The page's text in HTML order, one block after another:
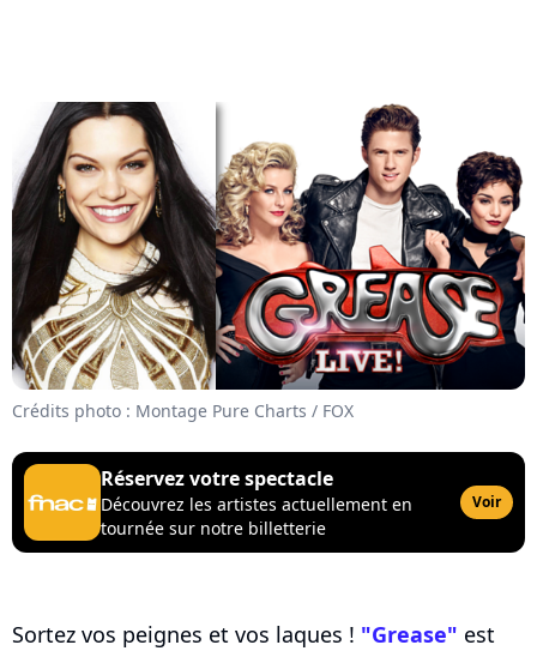
Crédits photo : Montage Pure Charts / FOX
Réservez votre spectacle
Découvrez les artistes actuellement en
tournée sur notre billetterie
Voir
Sortez vos peignes et vos laques ! "Grease" est